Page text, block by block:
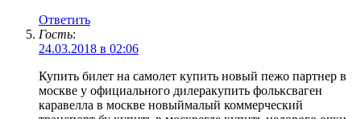
Ответить
Гость:
24.03.2018 в 02:06
Купить билет на самолет купить новый пежо партнер в
москве у официального дилеракупить фольксваген
каравелла в москве новыймалый коммерческий